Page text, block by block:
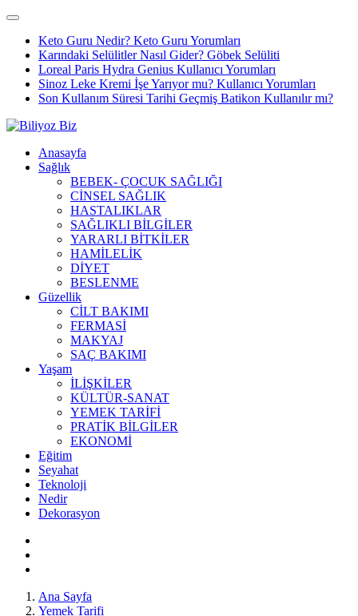
Keto Guru Nedir? Keto Guru Yorumları
Karındaki Selülitler Nasıl Gider? Göbek Selüliti
Loreal Paris Hydra Genius Kullanıcı Yorumları
Sinoz Leke Kremi İşe Yarıyor mu? Kullanıcı Yorumları
Son Kullanım Süresi Tarihi Geçmiş Batikon Kullanılır mı?
Anasayfa
Sağlık
BEBEK- ÇOCUK SAĞLIĞI
CİNSEL SAĞLIK
HASTALIKLAR
SAĞLIKLI BİLGİLER
YARARLI BİTKİLER
HAMİLELİK
DİYET
BESLENME
Güzellik
CİLT BAKIMI
FERMASİ
MAKYAJ
SAÇ BAKIMI
Yaşam
İLİŞKİLER
KÜLTÜR-SANAT
YEMEK TARİFİ
PRATİK BİLGİLER
EKONOMİ
Eğitim
Seyahat
Teknoloji
Nedir
Dekorasyon
Ana Sayfa
Yemek Tarifi